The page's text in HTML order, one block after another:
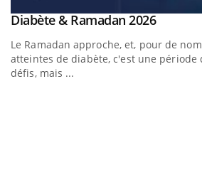
Youtube
Diabète & Ramadan 2026
Le Ramadan approche, et, pour de
atteintes de diabète, c'est une période
défis, mais ...